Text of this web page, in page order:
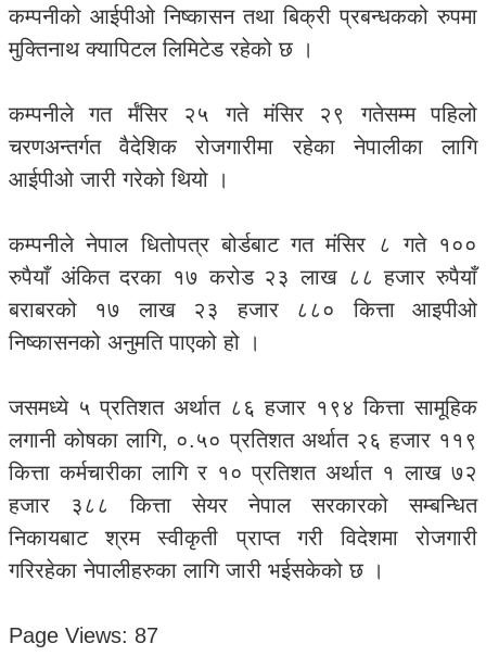
कम्पनीको आईपीओ निष्कासन तथा बिक्री प्रबन्धकको रुपमा
मुक्तिनाथ क्यापिटल लिमिटेड रहेको छ ।
कम्पनीले गत र्मंसिर २५ गते मंसिर २९ गतेसम्म पहिलो
चरणअन्तर्गत वैदेशिक रोजगारीमा रहेका नेपालीका लागि
आईपीओ जारी गरेको थियो ।
कम्पनीले नेपाल धितोपत्र बोर्डबाट गत मंसिर ८ गते १००
रुपैयाँ अंकित दरका १७ करोड २३ लाख ८८ हजार रुपैयाँ
बराबरको १७ लाख २३ हजार ८८० कित्ता आइपीओ
निष्कासनको अनुमति पाएको हो ।
जसमध्ये ५ प्रतिशत अर्थात ८६ हजार १९४ कित्ता सामूहिक
लगानी कोषका लागि, ०.५० प्रतिशत अर्थात २६ हजार ११९
कित्ता कर्मचारीका लागि र १० प्रतिशत अर्थात १ लाख ७२
हजार ३८८ कित्ता सेयर नेपाल सरकारको सम्बन्धित
निकायबाट श्रम स्वीकृती प्राप्त गरी विदेशमा रोजगारी
गरिरहेका नेपालीहरुका लागि जारी भईसकेको छ ।
Page Views: 87